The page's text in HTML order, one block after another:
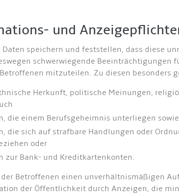
und
Daten speichern und feststellen, dass diese
schwerwiegende
mitzuteilen. Zu diesen besonders
Herkunft, politische Meinungen,
die einem Berufsgeheimnis unterliegen sowie
die sich auf strafbare Handlungen oder
oder
zur Bank- und Kreditkartenkonten.
Betroffenen einen unverhältnismäßigen
der Öffentlichkeit durch Anzeigen, die